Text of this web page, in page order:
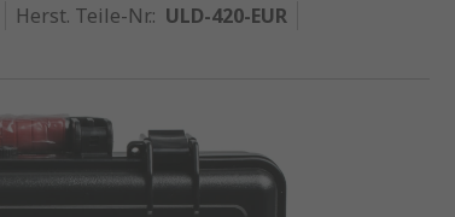
Herst. Teile-Nr.: ULD-420-EUR